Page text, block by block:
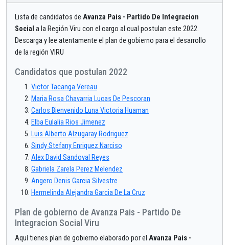
Lista de candidatos de Avanza Pais - Partido De Integracion
Social a la Región Viru con el cargo al cual postulan este 2022.
Descarga y lee atentamente el plan de gobierno para el desarrollo
de la región VIRU
Candidatos que postulan 2022
Victor Tacanga Vereau
Maria Rosa Chavarria Lucas De Pescoran
Carlos Bienvenido Luna Victoria Huaman
Elba Eulalia Rios Jimenez
Luis Alberto Alzugaray Rodriguez
Sindy Stefany Enriquez Narciso
Alex David Sandoval Reyes
Gabriela Zarela Perez Melendez
Angero Denis Garcia Silvestre
Hermelinda Alejandra Garcia De La Cruz
Plan de gobierno de Avanza Pais - Partido De
Integracion Social Viru
Aquí tienes plan de gobierno elaborado por el Avanza Pais -